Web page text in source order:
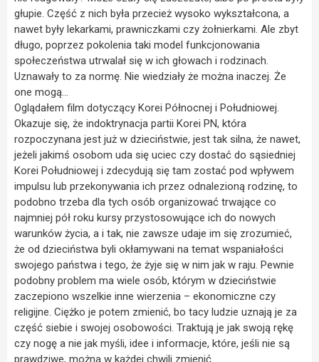
głupie. Część z nich była przecież wysoko wykształcona, a
nawet były lekarkami, prawniczkami czy żołnierkami. Ale zbyt
długo, poprzez pokolenia taki model funkcjonowania
społeczeństwa utrwalał się w ich głowach i rodzinach.
Uznawały to za normę. Nie wiedziały że można inaczej. Że
one mogą…
Oglądałem film dotyczący Korei Północnej i Południowej.
Okazuje się, że indoktrynacja partii Korei PN, która
rozpoczynana jest już w dzieciństwie, jest tak silna, że nawet,
jeżeli jakimś osobom uda się uciec czy dostać do sąsiedniej
Korei Południowej i zdecydują się tam zostać pod wpływem
impulsu lub przekonywania ich przez odnalezioną rodzinę, to
podobno trzeba dla tych osób organizować trwające co
najmniej pół roku kursy przystosowujące ich do nowych
warunków życia, a i tak, nie zawsze udaje im się zrozumieć,
że od dzieciństwa byli okłamywani na temat wspaniałości
swojego państwa i tego, że żyje się w nim jak w raju. Pewnie
podobny problem ma wiele osób, którym w dzieciństwie
zaczepiono wszelkie inne wierzenia – ekonomiczne czy
religijne. Ciężko je potem zmienić, bo tacy ludzie uznają je za
część siebie i swojej osobowości. Traktują je jak swoją rękę
czy nogę a nie jak myśli, idee i informacje, które, jeśli nie są
prawdziwe, można w każdej chwili zmienić.